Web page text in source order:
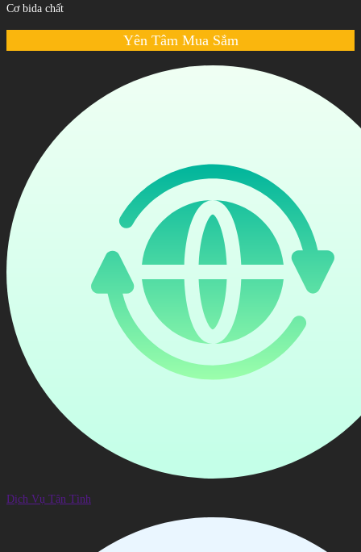
Cơ bida chất
Yên Tâm Mua Sắm
Dịch Vụ Tận Tình